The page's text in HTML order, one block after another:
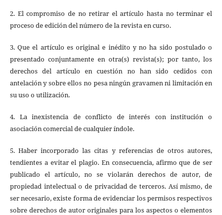
2. El compromiso de no retirar el artículo hasta no terminar el
proceso de edición del número de la revista en curso.
3. Que el artículo es original e inédito y no ha sido postulado o
presentado conjuntamente en otra(s) revista(s); por tanto, los
derechos del artículo en cuestión no han sido cedidos con
antelación y sobre ellos no pesa ningún gravamen ni limitación en
su uso o utilización.
4. La inexistencia de conflicto de interés con institución o
asociación comercial de cualquier índole.
5. Haber incorporado las citas y referencias de otros autores,
tendientes a evitar el plagio. En consecuencia, afirmo que de ser
publicado el artículo, no se violarán derechos de autor, de
propiedad intelectual o de privacidad de terceros. Así mismo, de
ser necesario, existe forma de evidenciar los permisos respectivos
sobre derechos de autor originales para los aspectos o elementos